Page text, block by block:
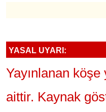
YASAL UYARI:
Yayınlanan köşe
aittir. Kaynak